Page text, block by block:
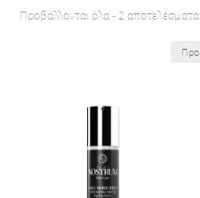
Προβάλλονται όλα - 2 αποτελέσματα